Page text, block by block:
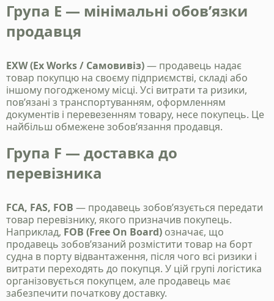
Група E — мінімальні обов’язки
продавця
EXW (Ex Works / Самовивіз)— продавець надає
товар покупцю на своєму підприємстві, складі або
іншому погодженому місці. Усі витрати та ризики,
пов’язані з транспортуванням, оформленням
документів і перевезенням товару, несе покупець. Це
найбільш обмежене зобов’язання продавця.
Група F — доставка до
перевізника
FCA, FAS, FOB — продавець зобов’язується передати
товар перевізнику, якого призначив покупець.
Наприклад, FOB (Free On Board) означає, що
продавець зобов’язаний розмістити товар на борт
судна в порту відвантаження, після чого всі ризики і
витрати переходять до покупця. У цій групі логістика
організовується покупцем, але продавець має
забезпечити початкову доставку.